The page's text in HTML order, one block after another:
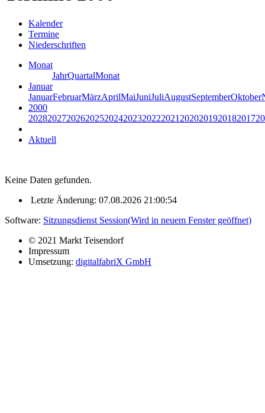
Kalender
Termine
Niederschriften
Monat
JahrQuartalMonat
Januar
JanuarFebruarMärzAprilMaiJuniJuliAugustSeptemberOktober
2000
20282027202620252024202320222021 2020201920182017
Aktuell
Keine Daten gefunden.
Letzte Änderung: 07.08.2026 21:00:54
Software: Sitzungsdienst Session(Wird in neuem Fenster geöffnet)
© 2021 Markt Teisendorf
Impressum
Umsetzung: digitalfabriX GmbH